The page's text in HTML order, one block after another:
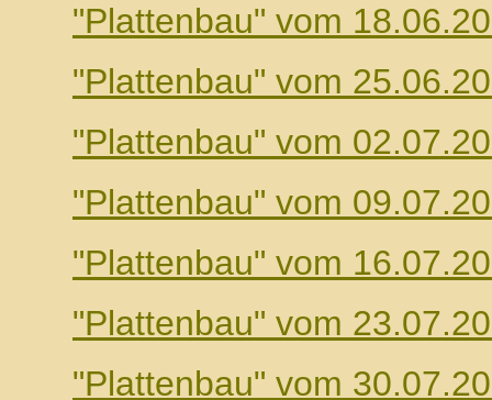
"Plattenbau" vom
"Plattenbau" vom
"Plattenbau" vom
"Plattenbau" vom
"Plattenbau" vom
"Plattenbau" vom
"Plattenbau" vom